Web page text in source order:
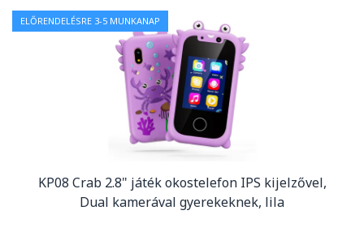
ELŐRENDELÉSRE 3-5 MUNKANAP
KP08 Crab 2.8" játék okostelefon IPS kijelzővel,
Dual kamerával gyerekeknek, lila